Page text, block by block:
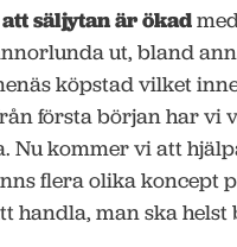
säljytan är ökad
ut, bland
köpstad vilket
första början har vi
Nu kommer vi att
flera olika koncept
handla, man ska helst